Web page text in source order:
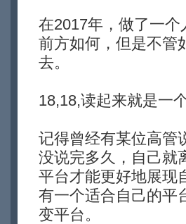
在2017年，做了一
前方如何，但是不管
去。
18,18,读起来就是一
记得曾经有某位高管
没说完多久，自己就
平台才能更好地展现
有一个适合自己的平
变平台。